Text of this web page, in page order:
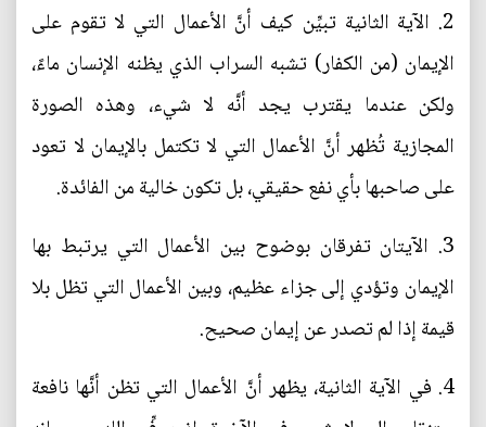
2. الآية الثانية تبيِّن كيف أنَّ الأعمال التي لا تقوم على
الإيمان (من الكفار) تشبه السراب الذي يظنه الإنسان ماءً،
ولكن عندما يقترب يجد أنَّه لا شيء، وهذه الصورة
المجازية تُظهر أنَّ الأعمال التي لا تكتمل بالإيمان لا تعود
على صاحبها بأي نفع حقيقي، بل تكون خالية من الفائدة.
3. الآيتان تفرقان بوضوح بين الأعمال التي يرتبط بها
الإيمان وتؤدي إلى جزاء عظيم، وبين الأعمال التي تظل بلا
قيمة إذا لم تصدر عن إيمان صحيح.
4. في الآية الثانية، يظهر أنَّ الأعمال التي تظن أنَّها نافعة